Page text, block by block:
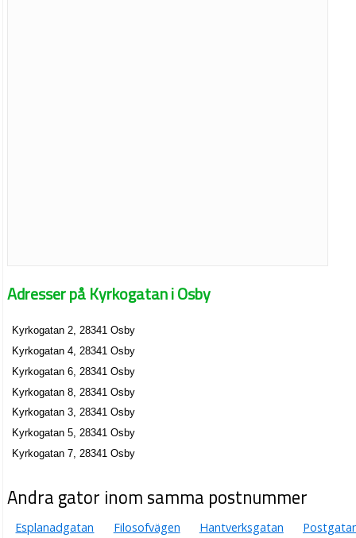
Adresser på Kyrkogatan i Osby
Kyrkogatan 2, 28341 Osby
Kyrkogatan 4, 28341 Osby
Kyrkogatan 6, 28341 Osby
Kyrkogatan 8, 28341 Osby
Kyrkogatan 3, 28341 Osby
Kyrkogatan 5, 28341 Osby
Kyrkogatan 7, 28341 Osby
Andra gator inom samma postnummer
Esplanadgatan Filosofvägen Hantverksgatan